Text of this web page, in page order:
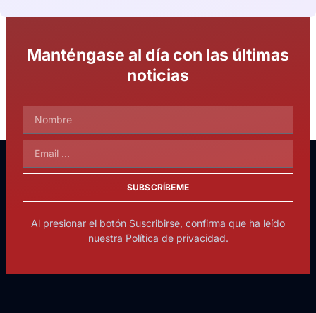
Manténgase al día con las últimas
noticias
SUBSCRÍBEME
Al presionar el botón Suscribirse, confirma que ha leído
nuestra Política de privacidad.